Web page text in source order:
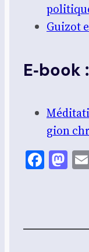
Gui­zot
E‑book :
gion